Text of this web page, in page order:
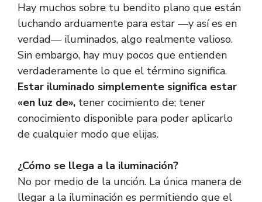
Hay muchos sobre tu bendito plano que están
luchando arduamente para estar —y así es en
verdad— iluminados, algo realmente valioso.
Sin embargo, hay muy pocos que entienden
verdaderamente lo que el término significa.
Estar iluminado simplemente significa estar
«en luz de», tener cocimiento de; tener
conocimiento disponible para poder aplicarlo
de cualquier modo que elijas.
¿Cómo se llega a la iluminación?
No por medio de la unción. La única manera de
llegar a la iluminación es permitiendo que el